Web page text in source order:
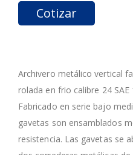
Cotizar
Archivero metálico vertical
rolada en frio calibre 24
Fabricado en serie bajo
gavetas son ensamblados
resistencia. Las gavetas se